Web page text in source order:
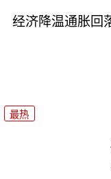
经济降温通胀回
最热